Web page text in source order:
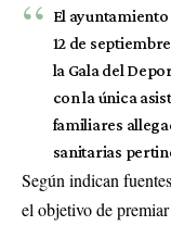
El
12 de
la Gala del
con la única
familiares
sanitarias
Según indican
el objetivo de